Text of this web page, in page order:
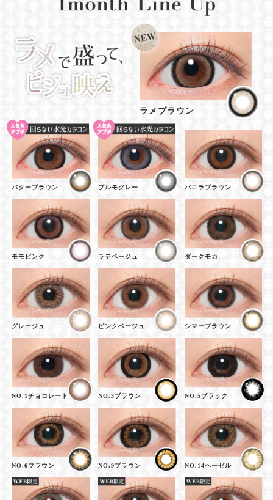
ラメブラウン
バターブラウン プルモグレー バニラブラウン
モモピンク ラテベージュ ダークモカ
グレージュ ピンクベージュ シマーブラウン
NO.1チョコレート NO.3ブラウン NO.5ブラック
NO.6ブラウン NO.9ブラウン NO.14ヘーゼル